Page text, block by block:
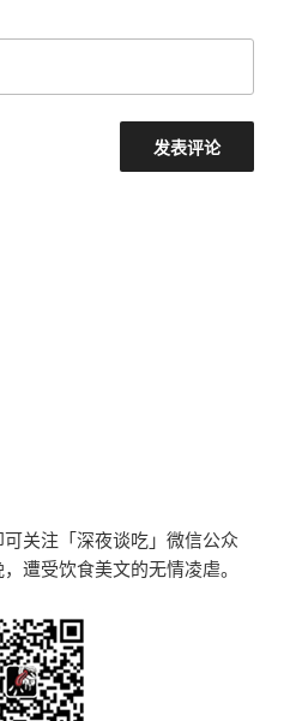
关注「深夜谈吃」微信公众
遭受饮食美文的无情凌虐。